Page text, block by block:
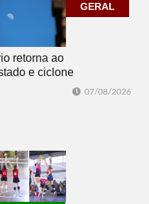
GERAL
retorna ao
e ciclone
07/08/2026